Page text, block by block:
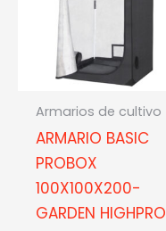
Armarios de cultivo
ARMARIO BASIC
PROBOX
100X100X200-
GARDEN HIGHPRO